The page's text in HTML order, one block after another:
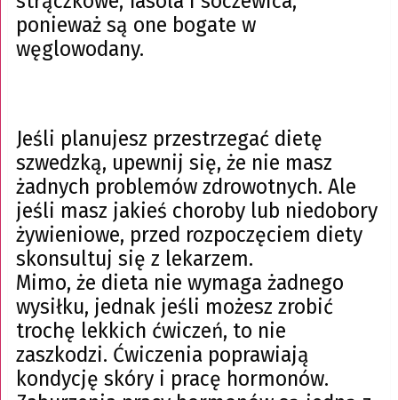
ponieważ są one bogate w
węglowodany.
Jeśli planujesz przestrzegać dietę
szwedzką, upewnij się, że nie masz
żadnych problemów zdrowotnych. Ale
jeśli masz jakieś choroby lub niedobory
żywieniowe, przed rozpoczęciem diety
skonsultuj się z lekarzem.
Mimo, że dieta nie wymaga żadnego
wysiłku, jednak jeśli możesz zrobić
trochę lekkich ćwiczeń, to nie
zaszkodzi. Ćwiczenia poprawiają
kondycję skóry i pracę hormonów.